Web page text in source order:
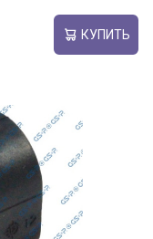
КУПИТЬ